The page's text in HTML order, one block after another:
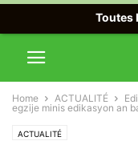
Home ACTUALITÉ
egzije minis edikasyon an
ACTUALITÉ
Toutes